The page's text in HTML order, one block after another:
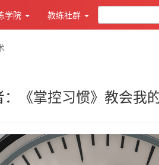
学院 教练社群
《掌控习惯》教会我